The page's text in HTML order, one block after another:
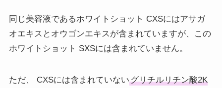
同じ美容液であるホワイトショット CXSにはアサガ
オエキスとオウゴンエキスが含まれていますが、この
ホワイトショット SXSには含まれていません。
ただ、 CXSには含まれていないグリチルリチン酸2K